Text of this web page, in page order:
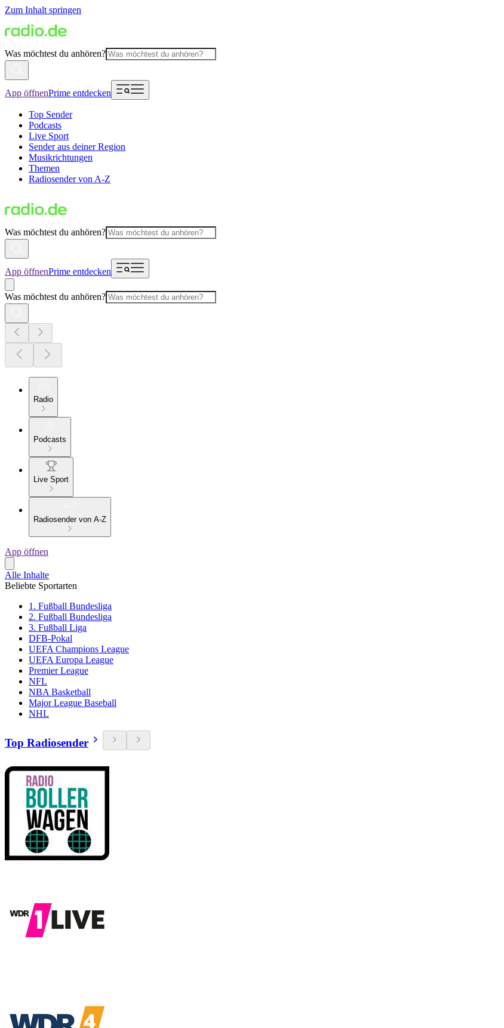
Zum Inhalt springen
Was möchtest du anhören?
App öffnenPrime entdecken
Top Sender
Podcasts
Live Sport
Sender aus deiner Region
Musikrichtungen
Themen
Radiosender von A-Z
Was möchtest du anhören?
App öffnenPrime entdecken
Was möchtest du anhören?
Radio
Podcasts
Live Sport
Radiosender von A-Z
App öffnen
Alle Inhalte
Beliebte Sportarten
1. Fußball Bundesliga
2. Fußball Bundesliga
3. Fußball Liga
DFB-Pokal
UEFA Champions League
UEFA Europa League
Premier League
NFL
NBA Basketball
Major League Baseball
NHL
Top Radiosender